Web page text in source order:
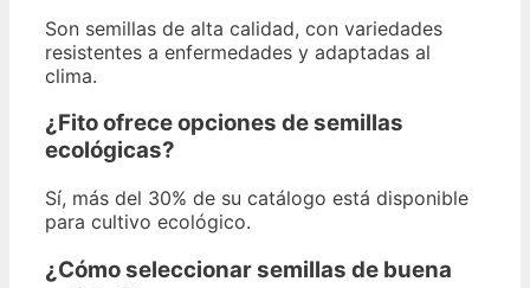
Son semillas de alta calidad, con variedades
resistentes a enfermedades y adaptadas al
clima.
¿Fito ofrece opciones de semillas
ecológicas?
Sí, más del 30% de su catálogo está disponible
para cultivo ecológico.
¿Cómo seleccionar semillas de buena